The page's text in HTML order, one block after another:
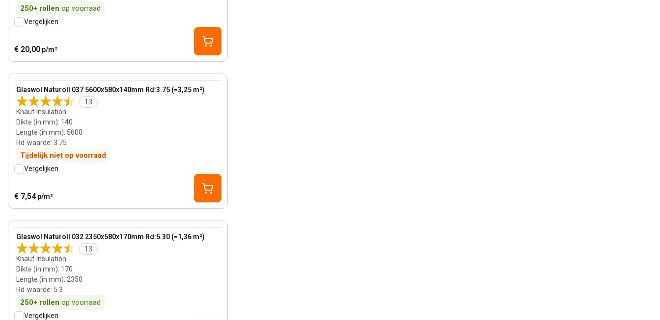
250+ rollen op voorraad
Vergelijken
€ 20,00 p/m²
Glaswol Naturoll 037 5600x580x140mm Rd:3.75 (=3,25 m²)
13
Knauf Insulation
Dikte (in mm): 140
Lengte (in mm): 5600
Rd-waarde: 3.75
Tijdelijk niet op voorraad
View product
Vergelijken
€ 7,54 p/m²
Bestseller
Glaswol Naturoll 032 2350x580x170mm Rd:5.30 (=1,36 m²)
13
Knauf Insulation
Dikte (in mm): 170
Lengte (in mm): 2350
Rd-waarde: 5.3
250+ rollen op voorraad
View product
Vergelijken